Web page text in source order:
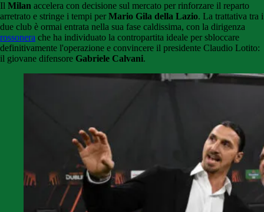
Il Milan accelera con decisione sul mercato per rinforzare il reparto
arretrato e stringe i tempi per Mario Gila della Lazio. La trattativa tra i
due club è ormai entrata nella sua fase caldissima, con la dirigenza
rossonera che ha individuato la contropartita ideale per sbloccare
definitivamente l'operazione e convincere il presidente Claudio Lotito:
il giovane difensore Gabriele Calvani.